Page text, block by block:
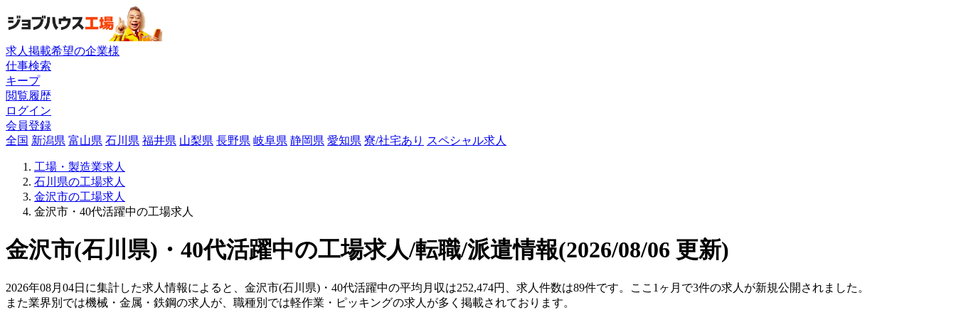
求人掲載希望の企業様
仕事検索
キープ
閲覧履歴
ログイン
会員登録
全国 新潟県 富山県 石川県 福井県 山梨県 長野県 岐阜県 静岡県 愛知県 寮/社宅あり スペシャル求人
工場・製造業求人
石川県の工場求人
金沢市の工場求人
金沢市・40代活躍中の工場求人
金沢市(石川県)・40代活躍中の工場求人/転職/派遣情報(2026/08/06 更新)
2026年08月04日に集計した求人情報によると、金沢市(石川県)・40代活躍中の平均月収は252,474円、求人件数は89件です。ここ1ヶ月で3件の求人が新規公開されました。
また業界別では機械・金属・鉄鋼の求人が、職種別では軽作業・ピッキングの求人が多く掲載されております。